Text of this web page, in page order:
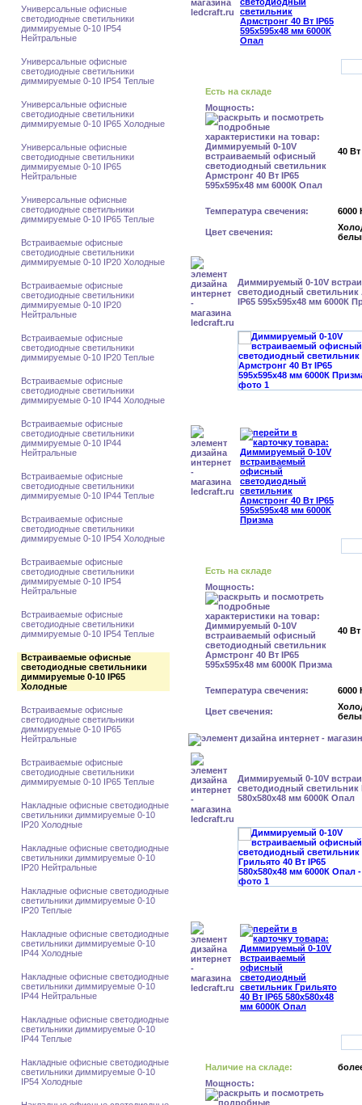
Универсальные офисные
светодиодные светильники
диммируемые 0-10 IP54
Нейтральные
Универсальные офисные
светодиодные светильники
диммируемые 0-10 IP54 Теплые
Универсальные офисные
светодиодные светильники
диммируемые 0-10 IP65 Холодные
Универсальные офисные
светодиодные светильники
диммируемые 0-10 IP65
Нейтральные
Универсальные офисные
светодиодные светильники
диммируемые 0-10 IP65 Теплые
Встраиваемые офисные
светодиодные светильники
диммируемые 0-10 IP20 Холодные
Встраиваемые офисные
светодиодные светильники
диммируемые 0-10 IP20
Нейтральные
Встраиваемые офисные
светодиодные светильники
диммируемые 0-10 IP20 Теплые
Встраиваемые офисные
светодиодные светильники
диммируемые 0-10 IP44 Холодные
Встраиваемые офисные
светодиодные светильники
диммируемые 0-10 IP44
Нейтральные
Встраиваемые офисные
светодиодные светильники
диммируемые 0-10 IP44 Теплые
Встраиваемые офисные
светодиодные светильники
диммируемые 0-10 IP54 Холодные
Встраиваемые офисные
светодиодные светильники
диммируемые 0-10 IP54
Нейтральные
Встраиваемые офисные
светодиодные светильники
диммируемые 0-10 IP54 Теплые
Встраиваемые офисные
светодиодные светильники
диммируемые 0-10 IP65
Холодные
Встраиваемые офисные
светодиодные светильники
диммируемые 0-10 IP65
Нейтральные
Встраиваемые офисные
светодиодные светильники
диммируемые 0-10 IP65 Теплые
Накладные офисные светодиодные
светильники диммируемые 0-10
IP20 Холодные
Накладные офисные светодиодные
светильники диммируемые 0-10
IP20 Нейтральные
Накладные офисные светодиодные
светильники диммируемые 0-10
IP20 Теплые
Накладные офисные светодиодные
светильники диммируемые 0-10
IP44 Холодные
Накладные офисные светодиодные
светильники диммируемые 0-10
IP44 Нейтральные
Накладные офисные светодиодные
светильники диммируемые 0-10
IP44 Теплые
Накладные офисные светодиодные
светильники диммируемые 0-10
IP54 Холодные
Есть на складе
Мощность:
40 Вт
Температура свечения: 6000
Цвет свечения:
Диммируемый 0-10V
светодиодный светильник
IP65 595x595x48 мм 6000К
Есть на складе
Мощность:
40 Вт
Температура свечения: 6000
Цвет свечения:
Диммируемый 0-10V
светодиодный светильник
580x580x48 мм 6000К Опал
Наличие на складе:
Мощность: